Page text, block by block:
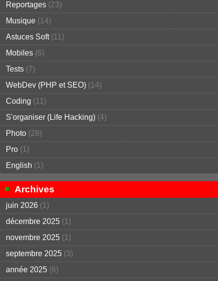
Reportages (23)
Musique (14)
Astuces Soft(11)
Mobiles (6)
Tests (7)
WebDev (PHP et SEO) (14)
Coding (11)
S'organiser (Life Hacking) (4)
Photo (28)
Pro (1)
English (1)
Archives
juin 2026 (1)
décembre 2025 (1)
novembre 2025 (1)
septembre 2025 (3)
année 2025 (6)